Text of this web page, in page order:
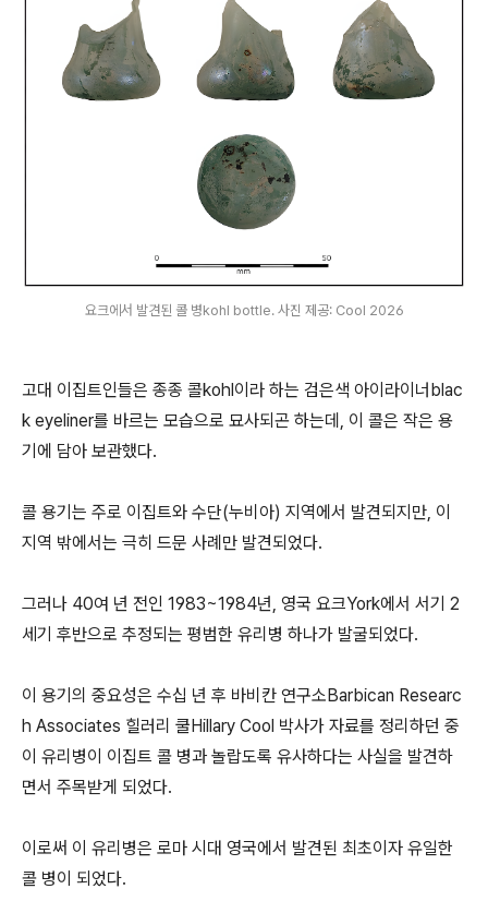
요크에서 발견된 콜 병kohl bottle. 사진 제공: Cool 2026
고대 이집트인들은 종종 콜kohl이라 하는 검은색 아이라이너blac
k eyeliner를 바르는 모습으로 묘사되곤 하는데, 이 콜은 작은 용
기에 담아 보관했다.
콜 용기는 주로 이집트와 수단(누비아) 지역에서 발견되지만, 이
지역 밖에서는 극히 드문 사례만 발견되었다.
그러나 40여 년 전인 1983~1984년, 영국 요크York에서 서기 2
세기 후반으로 추정되는 평범한 유리병 하나가 발굴되었다.
이 용기의 중요성은 수십 년 후 바비칸 연구소Barbican Researc
h Associates 힐러리 쿨Hillary Cool 박사가 자료를 정리하던 중
이 유리병이 이집트 콜 병과 놀랍도록 유사하다는 사실을 발견하
면서 주목받게 되었다.
이로써 이 유리병은 로마 시대 영국에서 발견된 최초이자 유일한
콜 병이 되었다.